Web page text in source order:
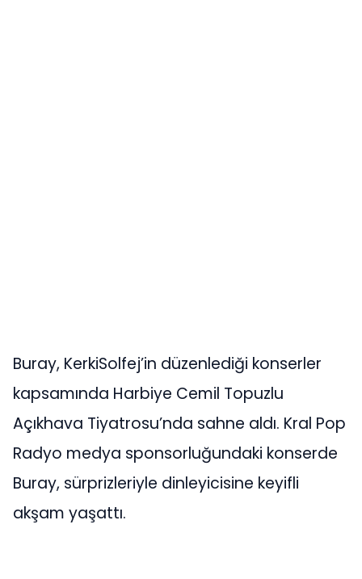
Buray, KerkiSolfej’in düzenlediği konserler
kapsamında Harbiye Cemil Topuzlu
Açıkhava Tiyatrosu’nda sahne aldı. Kral Pop
Radyo medya sponsorluğundaki konserde
Buray, sürprizleriyle dinleyicisine keyifli
akşam yaşattı.